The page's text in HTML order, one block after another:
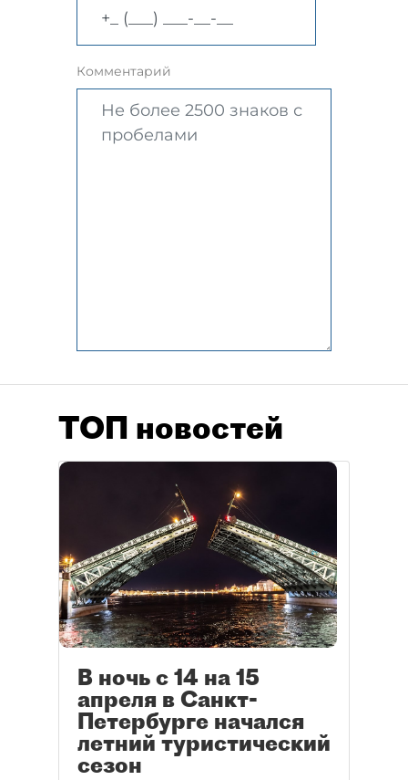
Комментарий
ТОП новостей
В ночь с 14 на 15
апреля в Санкт-
Петербурге начался
летний туристический
сезон